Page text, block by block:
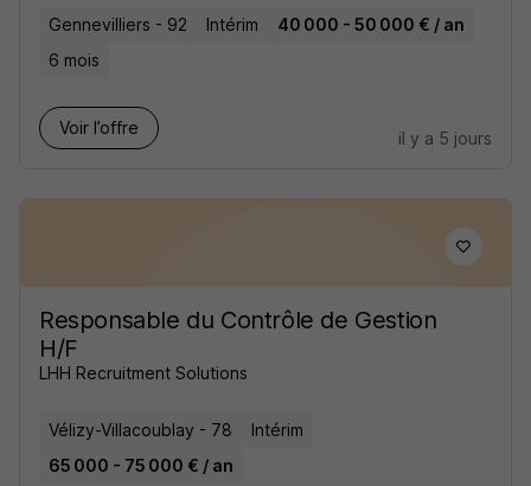
Gennevilliers - 92 Intérim
40 000 - 50 000 € / an
6 mois
Voir l’offre
il y a 5 jours
Responsable du Contrôle de Gestion
H/F
LHH Recruitment Solutions
Vélizy-Villacoublay - 78
Intérim
65 000 - 75 000 € / an